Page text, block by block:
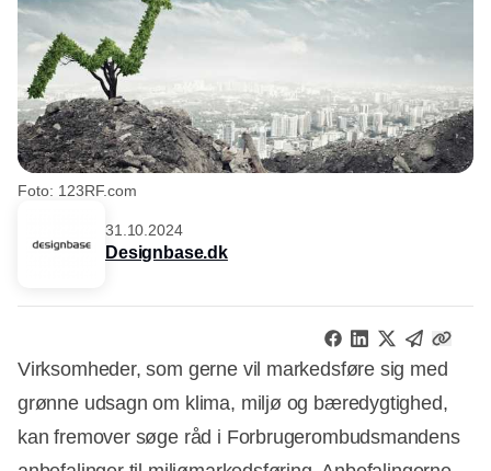
Foto: 123RF.com
31.10.2024
Designbase.dk
Virksomheder, som gerne vil markedsføre sig med
grønne udsagn om klima, miljø og bæredygtighed,
kan fremover søge råd i Forbrugerombudsmandens